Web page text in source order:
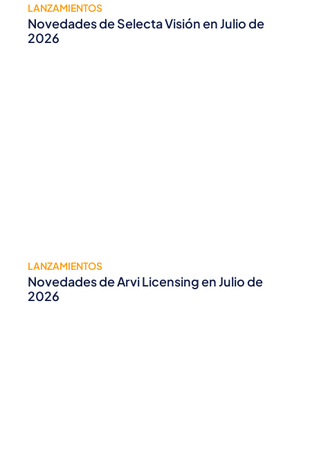
LANZAMIENTOS
Novedades de Selecta Visión en Julio de
2026
LANZAMIENTOS
Novedades de Arvi Licensing en Julio de
2026